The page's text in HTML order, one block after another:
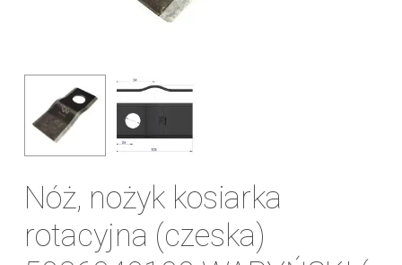
Nóż, nożyk kosiarka
rotacyjna (czeska)